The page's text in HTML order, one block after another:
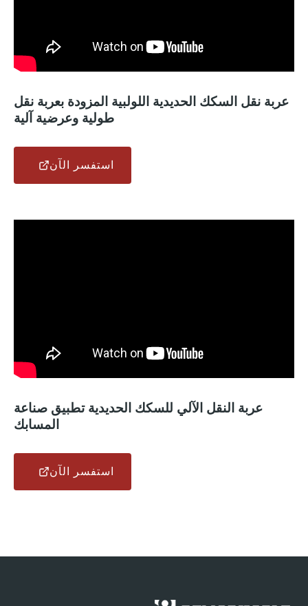
عربة نقل السكك الحديدية اللولبية المزودة بعربة نقل
طولية وعرضية آلية
استفسر الآن
عربة النقل الآلي للسكك الحديدية تطبيق صناعة
المسابك
استفسر الآن